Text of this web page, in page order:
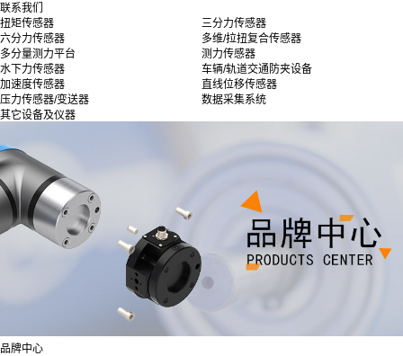
联系我们
扭矩传感器
三分力传感器
六分力传感器
多维/拉扭复合传感器
多分量测力平台
测力传感器
水下力传感器
车辆/轨道交通防夹设备
加速度传感器
直线位移传感器
压力传感器/变送器
数据采集系统
其它设备及仪器
品牌中心